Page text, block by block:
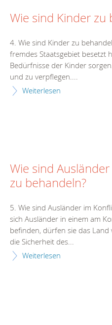
Wie sind Kinder zu
4. Wie sind Kinder zu
fremdes Staatsgebiet besetzt
Bedürfnisse der Kinder
und zu verpflegen....
Weiterlesen
Wie sind
zu behandeln?
5. Wie sind Ausländer im
sich Ausländer in einem am
befinden, dürfen sie das
die Sicherheit des...
Weiterlesen